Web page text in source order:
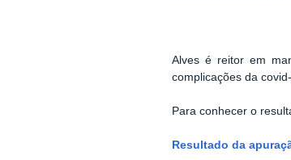
Alves é reitor em
complicações da
Para conhecer o
Resultado da